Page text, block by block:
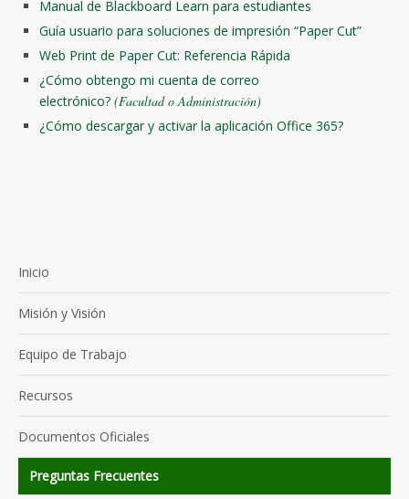
Manual de Blackboard Learn para estudiantes
Guía usuario para soluciones de impresión “Paper Cut”
Web Print de Paper Cut: Referencia Rápida
¿Cómo obtengo mi cuenta de correo
electrónico? (Facultad o Administración)
¿Cómo descargar y activar la aplicación Office 365?
Inicio
Misión y Visión
Equipo de Trabajo
Recursos
Documentos Oficiales
Preguntas Frecuentes